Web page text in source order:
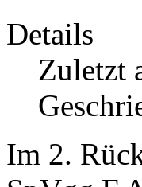
Details
Zuletzt
Im 2.